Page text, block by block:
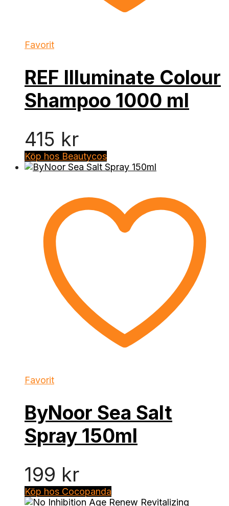
Favorit
REF Illuminate Colour
Shampoo 1000 ml
415 kr
Köp hos Beautycos
Favorit
ByNoor Sea Salt
Spray 150ml
199 kr
Köp hos Cocopanda